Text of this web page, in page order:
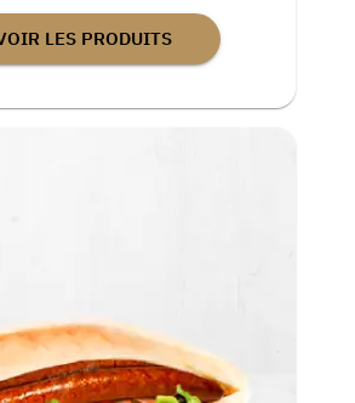
LES PRODUITS